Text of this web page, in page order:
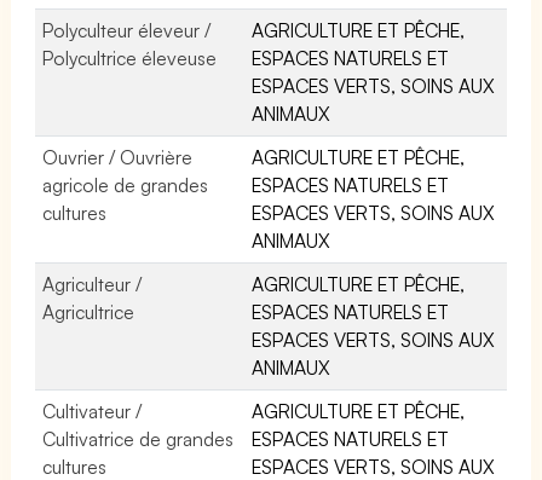
Polyculteur éleveur /
Polycultrice éleveuse
AGRICULTURE ET PÊCHE,
ESPACES NATURELS ET
ESPACES VERTS, SOINS AUX
ANIMAUX
Ouvrier / Ouvrière
agricole de grandes
cultures
AGRICULTURE ET PÊCHE,
ESPACES NATURELS ET
ESPACES VERTS, SOINS AUX
ANIMAUX
Agriculteur /
Agricultrice
AGRICULTURE ET PÊCHE,
ESPACES NATURELS ET
ESPACES VERTS, SOINS AUX
ANIMAUX
Cultivateur /
Cultivatrice de grandes
cultures
AGRICULTURE ET PÊCHE,
ESPACES NATURELS ET
ESPACES VERTS, SOINS AUX